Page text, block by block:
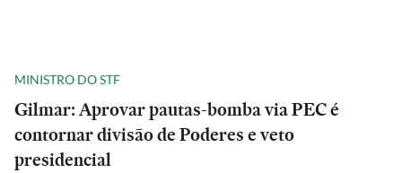
MINISTRO DO STF
Gilmar: Aprovar pautas-bomba via PEC é
contornar divisão de Poderes e veto
presidencial